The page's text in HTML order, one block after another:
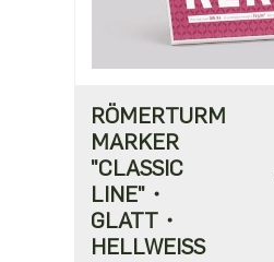
RÖMERTURM
MARKER
"CLASSIC
LINE"・
GLATT・
HELLWEISS